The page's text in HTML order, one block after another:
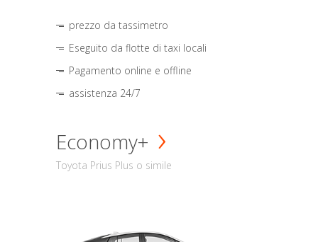
prezzo da tassimetro
Eseguito da flotte di taxi locali
Pagamento online e offline
assistenza 24/7
Economy+
Toyota Prius Plus o simile